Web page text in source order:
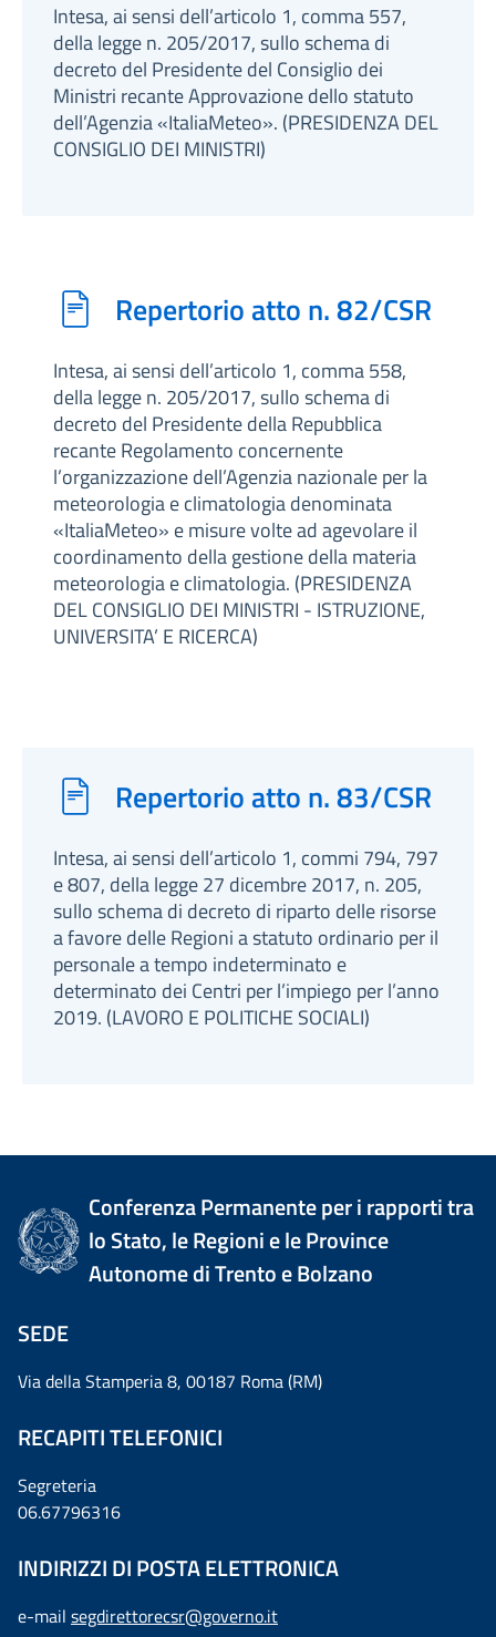
Intesa, ai sensi dell’articolo 1, comma 557,
della legge n. 205/2017, sullo schema di
decreto del Presidente del Consiglio dei
Ministri recante Approvazione dello statuto
dell’Agenzia «ItaliaMeteo». (PRESIDENZA DEL
CONSIGLIO DEI MINISTRI)
Repertorio atto n. 82/CSR
Intesa, ai sensi dell’articolo 1, comma 558,
della legge n. 205/2017, sullo schema di
decreto del Presidente della Repubblica
recante Regolamento concernente
l’organizzazione dell’Agenzia nazionale per la
meteorologia e climatologia denominata
«ItaliaMeteo» e misure volte ad agevolare il
coordinamento della gestione della materia
meteorologia e climatologia. (PRESIDENZA
DEL CONSIGLIO DEI MINISTRI - ISTRUZIONE,
UNIVERSITA’ E RICERCA)
Repertorio atto n. 83/CSR
Intesa, ai sensi dell’articolo 1, commi 794, 797
e 807, della legge 27 dicembre 2017, n. 205,
sullo schema di decreto di riparto delle risorse
a favore delle Regioni a statuto ordinario per il
personale a tempo indeterminato e
determinato dei Centri per l’impiego per l’anno
2019. (LAVORO E POLITICHE SOCIALI)
Conferenza Permanente per i rapporti tra
lo Stato, le Regioni e le Province
Autonome di Trento e Bolzano
SEDE
Via della Stamperia 8, 00187 Roma (RM)
RECAPITI TELEFONICI
Segreteria
06.67796316
INDIRIZZI DI POSTA ELETTRONICA
e-mail segdirettorecsr@governo.it